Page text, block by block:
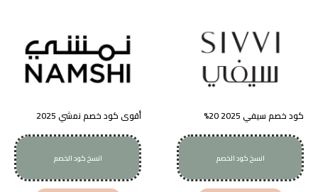
كود خصم سيفي 2025 20%
انسخ كود الخصم
AMA90
أقوى كود خصم نمشي 2025
انسخ كود الخصم
T9